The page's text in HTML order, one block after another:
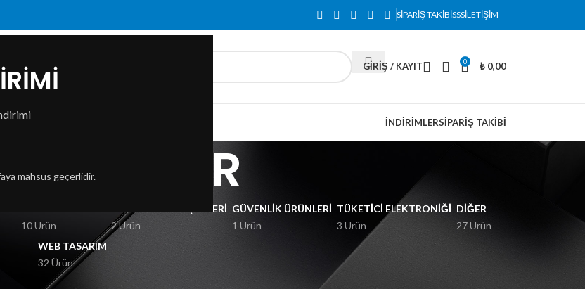
mahsus geçerlidir.
SIPARIŞ TAKIBISSSİLETIŞIM
GIRIŞ / KAYIT 0 ₺ 0,00
İNDIRIMLERSIPARIŞ TAKIBI
TONER
10 Ürün
BILGISAYAR BILEŞENLERI
2 Ürün
GÜVENLIK ÜRÜNLERI
1 Ürün
TÜKETICI ELEKTRONIĞI
3 Ürün
DIĞER
27 Ürün
WEB TASARIM
32 Ürün
olarak etiketlendi